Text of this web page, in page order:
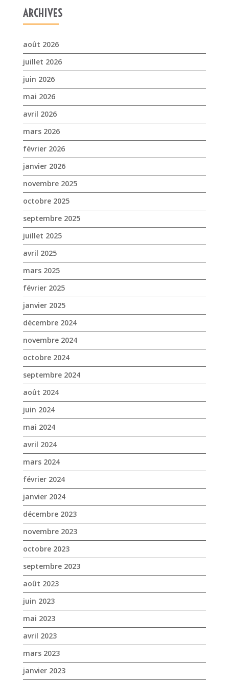
mai 2026
mars 2026
février 2026
janvier 2026
novembre 2025
octobre 2025
septembre 2025
juillet 2025
avril 2025
mars 2025
février 2025
janvier 2025
décembre 2024
novembre 2024
octobre 2024
septembre 2024
août 2024
juin 2024
mai 2024
avril 2024
mars 2024
février 2024
janvier 2024
décembre 2023
novembre 2023
octobre 2023
septembre 2023
août 2023
juin 2023
mai 2023
avril 2023
mars 2023
janvier 2023
décembre 2022
novembre 2022
octobre 2022
septembre 2022
août 2022